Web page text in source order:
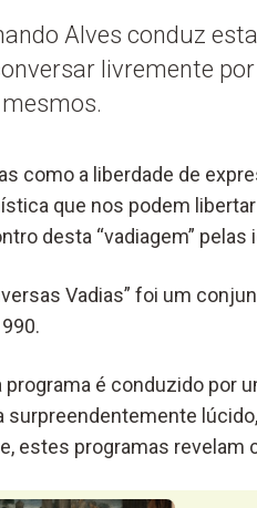
Alves conduz
livremente
como a liberdade de
que nos podem
desta “vadiagem” pelas
Vadias” foi um
programa é conduzido por
surpreendentemente
estes programas revelam